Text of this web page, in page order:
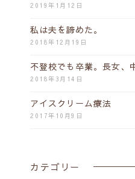
2019年1月12日
私は夫を諦めた。
2018年12月19日
不登校でも卒業。長女、
2018年3月14日
アイスクリーム療法
2017年10月9日
カテゴリー